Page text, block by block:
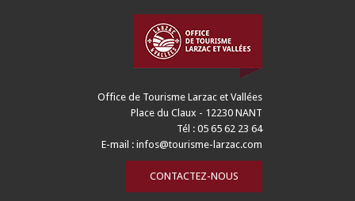
Office de Tourisme Larzac et Vallées
Place du Claux - 12230 NANT
Tél : 05 65 62 23 64
E-mail :infos@tourisme-larzac.com
CONTACTEZ-NOUS